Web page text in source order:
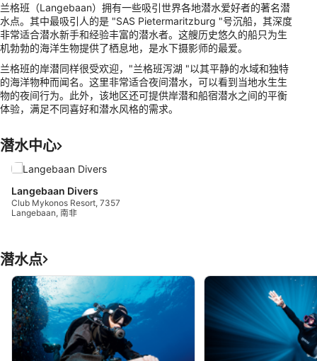
兰格班（Langebaan）拥有一些吸引世界各地潜水爱好者的著名潜
水点。其中最吸引人的是 "SAS Pietermaritzburg "号沉船，其深度
非常适合潜水新手和经验丰富的潜水者。这艘历史悠久的船只为生
机勃勃的海洋生物提供了栖息地，是水下摄影师的最爱。
兰格班的岸潜同样很受欢迎，"兰格班泻湖 "以其平静的水域和独特
的海洋物种而闻名。这里非常适合夜间潜水，可以看到当地水生生
物的夜间行为。此外，该地区还可提供岸潜和船宿潜水之间的平衡
体验，满足不同喜好和潜水风格的需求。
潜水中心
Langebaan Divers
Club Mykonos Resort, 7357
Langebaan, 南非
潜水点